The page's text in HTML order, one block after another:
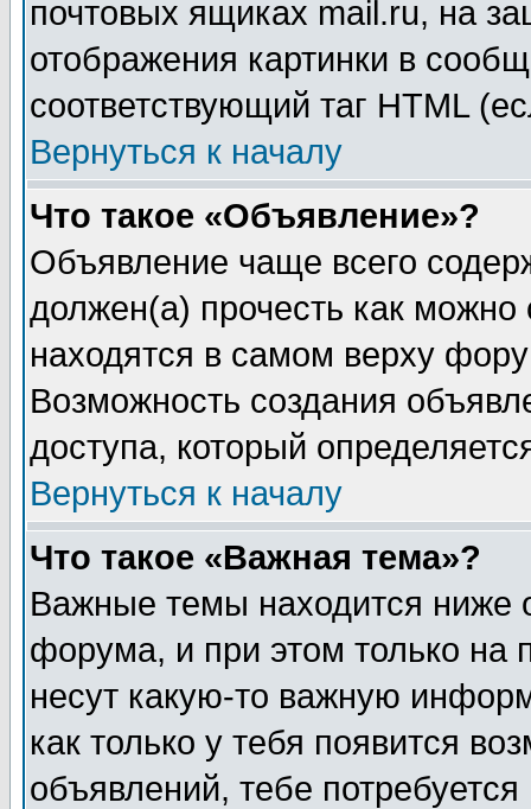
почтовых ящиках mail.ru, на
отображения картинки в
соответствующий таг HTML
Вернуться к началу
Что такое «Объявление»?
Объявление чаще всего
должен(а) прочесть как
находятся в самом верху
Возможность создания
доступа, который
Вернуться к началу
Что такое «Важная тема»?
Важные темы находится ниже
форума, и при этом только на
несут какую-то важную
как только у тебя появится
объявлений, тебе